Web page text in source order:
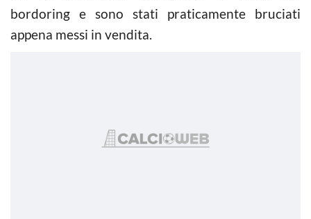
bordoring e sono stati praticamente bruciati
appena messi in vendita.